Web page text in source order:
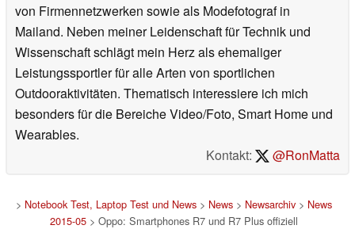
von Firmennetzwerken sowie als Modefotograf in
Mailand. Neben meiner Leidenschaft für Technik und
Wissenschaft schlägt mein Herz als ehemaliger
Leistungssportler für alle Arten von sportlichen
Outdooraktivitäten. Thematisch interessiere ich mich
besonders für die Bereiche Video/Foto, Smart Home und
Wearables.
Kontakt:
@RonMatta
> Notebook Test, Laptop Test und News> News> Newsarchiv> News
2015-05> Oppo: Smartphones R7 und R7 Plus offiziell